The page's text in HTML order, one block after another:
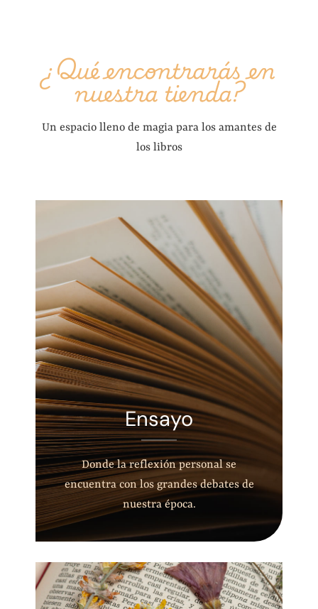
¿Qué encontrarás en
nuestra tienda?
Un espacio lleno de magia para los amantes de
los libros
Ensayo
Donde la reflexión personal se
encuentra con los grandes debates de
nuestra época.